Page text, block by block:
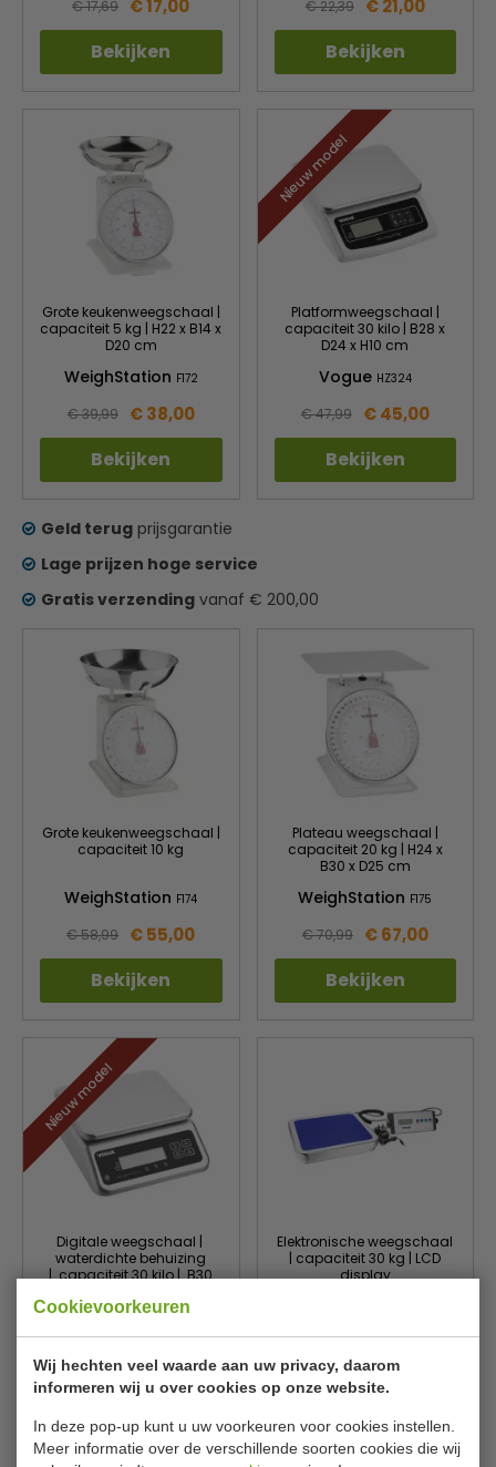
Cookievoorkeuren
Wij hechten veel waarde aan uw privacy, daarom
informeren wij u over cookies op onze website.
In deze pop-up kunt u uw voorkeuren voor cookies instellen.
Meer informatie over de verschillende soorten cookies die wij
€ 17,69 € 17,00
Bekijken
€ 22,39 € 21,00
Bekijken
Grote keukenweegschaal |
capaciteit 5 kg | H22 x B14 x
D20 cm
WeighStation F172
€ 39,99 € 38,00
Bekijken
Nieuw model
Platformweegschaal |
capaciteit 30 kilo | B28 x
D24 x H10 cm
Vogue HZ324
€ 47,99 € 45,00
Bekijken
Grote keukenweegschaal |
capaciteit 10 kg
WeighStation F174
€ 58,99 € 55,00
Bekijken
Plateau weegschaal |
capaciteit 20 kg | H24 x
B30 x D25 cm
WeighStation F175
€ 70,99 € 67,00
Bekijken
Nieuw model
Digitale weegschaal |
waterdichte behuizing
| capaciteit 30 kilo | B30
€ 93,99 € 88,00
Elektronische weegschaal
| capaciteit 30 kg | LCD
display
€ 128,99 € 114,00
Geld terug prijsgarantie
Lage prijzen hoge service
Gratis verzending vanaf € 200,00